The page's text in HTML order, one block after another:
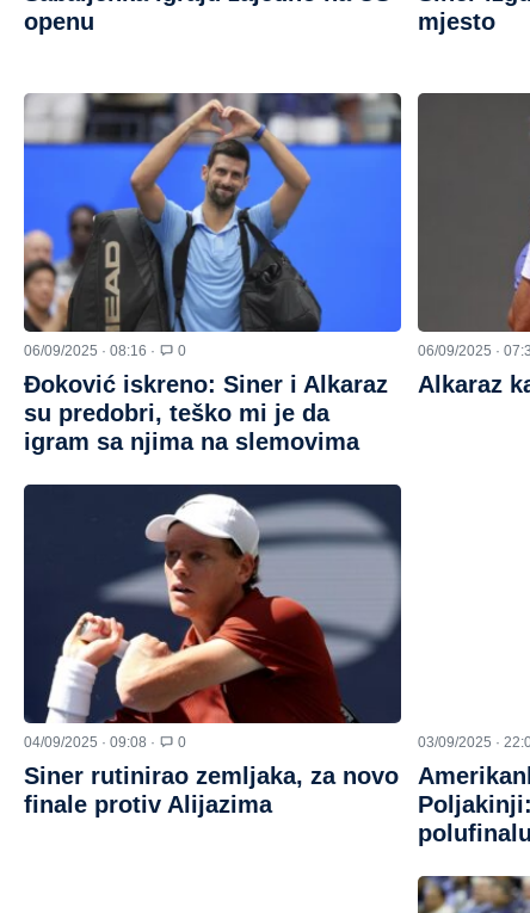
openu
mjesto
06/09/2025 · 08:16 · 0
Đoković iskreno: Siner i Alkaraz
su predobri, teško mi je da
igram sa njima na slemovima
06/09/2025 ·
Alkaraz
04/09/2025 · 09:08 · 0
Siner rutinirao zemljaka, za novo
finale protiv Alijazima
03/09/2025 ·